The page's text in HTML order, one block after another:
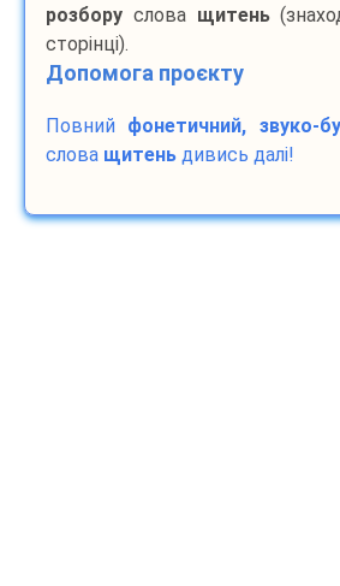
розбору слова щитень
сторінці).
Допомога проєкту
Повний фонетичний, звуко-
слова щитень дивись далі!